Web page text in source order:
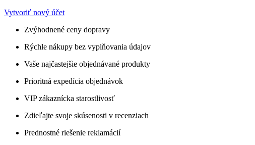
Vytvoriť nový účet
Zvýhodnené ceny dopravy
Rýchle nákupy bez vyplňovania údajov
Vaše najčastejšie objednávané produkty
Prioritná expedícia objednávok
VIP zákaznícka starostlivosť
Zdieľajte svoje skúsenosti v recenziach
Prednostné riešenie reklamácií